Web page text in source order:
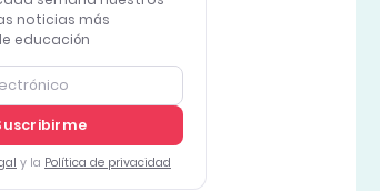
noticias más
educación
y la Política de privacidad